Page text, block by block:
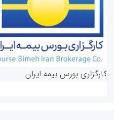
روابط عمومی خبرگزاری گزارش خبر
کارگزاری بورس بیمه ایران